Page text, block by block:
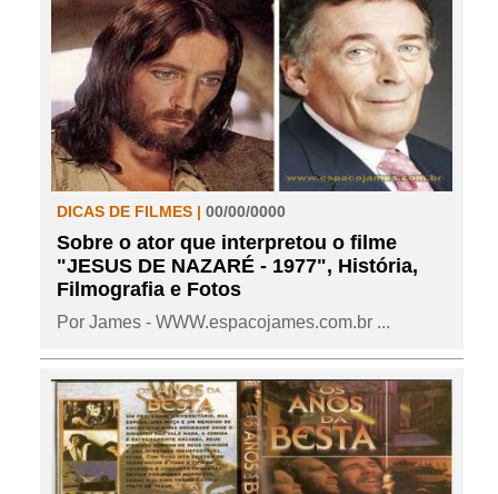
DICAS DE FILMES | 00/00/0000
Sobre o ator que interpretou o filme
"JESUS DE NAZARÉ - 1977", História,
Filmografia e Fotos
Por James - WWW.espacojames.com.br ...